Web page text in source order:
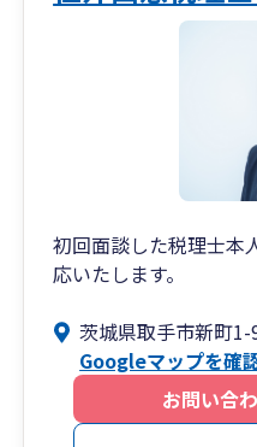
初回面談した税理士本
応いたします。
茨城県取手市新町1-
Googleマップを確
お問い合